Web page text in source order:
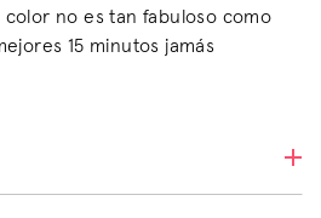
no es tan fabuloso como
15 minutos jamás